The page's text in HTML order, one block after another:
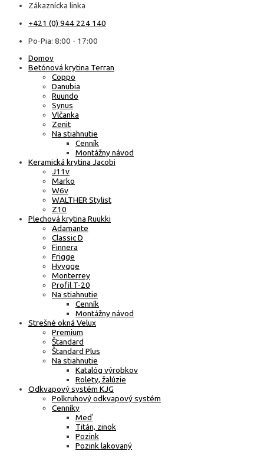
Zákaznícka linka
+421 (0) 944 224 140
Po-Pia: 8:00 - 17:00
Domov
Betónová krytina Terran
Coppo
Danubia
Ruundo
Synus
Vlčanka
Zenit
Na stiahnutie
Cenník
Montážny návod
Keramická krytina Jacobi
J11v
Marko
W6v
WALTHER Stylist
Z10
Plechová krytina Ruukki
Adamante
Classic D
Finnera
Frigge
Hyygge
Monterrey
Profil T-20
Na stiahnutie
Cenník
Montážny návod
Strešné okná Velux
Premium
Štandard
Štandard Plus
Na stiahnutie
Katalóg výrobkov
Rolety, žalúzie
Odkvapový systém KJG
Polkruhový odkvapový systém
Cenníky
Meď
Titán, zinok
Pozink
Pozink lakovaný